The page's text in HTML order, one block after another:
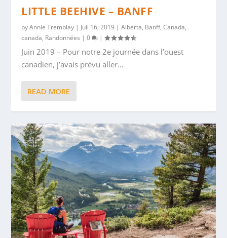
LITTLE BEEHIVE – BANFF
byAnnie Tremblay | Juil 16, 2019 |Alberta, Banff,Canada,
canada, Randonnées |0 |
Juin 2019 – Pour notre 2e journée dans l’ouest
canadien, j’avais prévu aller...
READ MORE